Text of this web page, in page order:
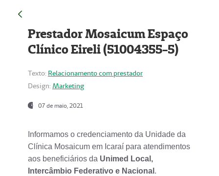
Prestador Mosaicum Espaço
Clínico Eireli (51004355-5)
Texto: Relacionamento com prestador
Design: Marketing
07 de maio, 2021
Informamos o credenciamento da Unidade da
Clínica Mosaicum em Icaraí para atendimentos
aos beneficiários da Unimed Local,
Intercâmbio Federativo e Nacional .